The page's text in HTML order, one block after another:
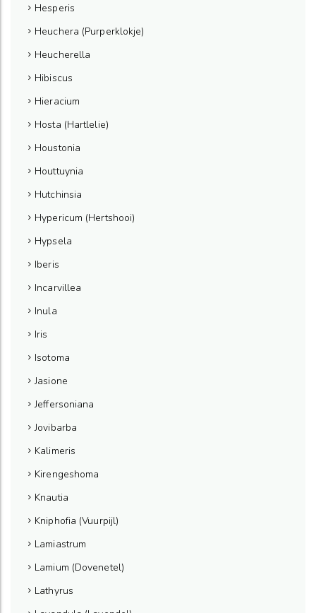
Hesperis
Heuchera (Purperklokje)
Heucherella
Hibiscus
Hieracium
Hosta (Hartlelie)
Houstonia
Houttuynia
Hutchinsia
Hypericum (Hertshooi)
Hypsela
Iberis
Incarvillea
Inula
Iris
Isotoma
Jasione
Jeffersoniana
Jovibarba
Kalimeris
Kirengeshoma
Knautia
Kniphofia (Vuurpijl)
Lamiastrum
Lamium (Dovenetel)
Lathyrus